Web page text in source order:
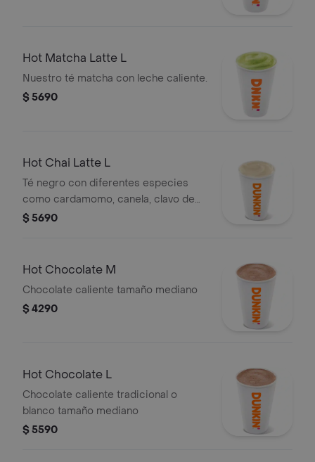
Hot Matcha Latte L
Nuestro té matcha con leche caliente.
$ 5690
Hot Chai Latte L
Té negro con diferentes especies
como cardamomo, canela, clavo de
olor y vainilla.
$ 5690
Hot Chocolate M
Chocolate caliente tamaño mediano
$ 4290
Hot Chocolate L
Chocolate caliente tradicional o
blanco tamaño mediano
$ 5590